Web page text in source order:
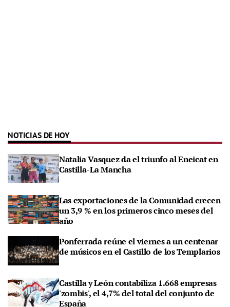
NOTICIAS DE HOY
Natalia Vasquez da el triunfo al Eneicat en
Castilla-La Mancha
Las exportaciones de la Comunidad crecen
un 3,9 % en los primeros cinco meses del
año
Ponferrada reúne el viernes a un centenar
de músicos en el Castillo de los Templarios
Castilla y León contabiliza 1.668 empresas
'zombis', el 4,7% del total del conjunto de
España